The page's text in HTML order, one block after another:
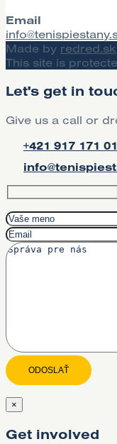
Email
Made by redred.sk
This site is
Let's get in
Give us a call or
+421 917 171
×
Get involved